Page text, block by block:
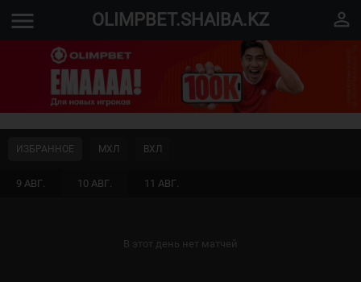
menu OLIMPBET.SHAIBA.KZ perm_identity
9 АВГ. 10 АВГ. 11 АВГ.
ИЗБРАННОЕ МХЛ ВХЛ
В этот день нет матчей